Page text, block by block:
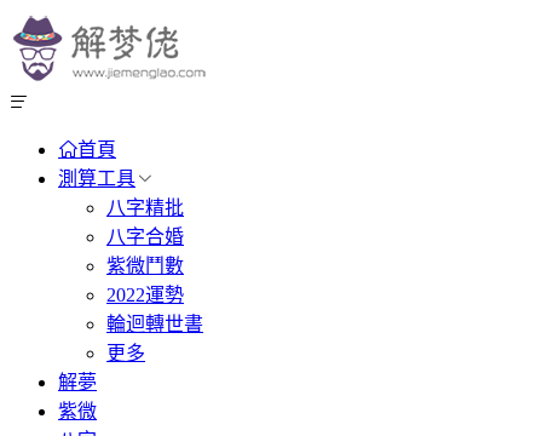
首頁
測算工具
八字精批
八字合婚
紫微鬥數
2022運勢
輪迴轉世書
更多
解夢
紫微